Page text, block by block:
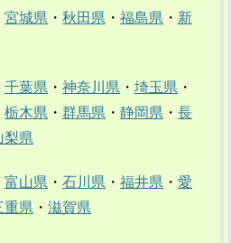
宮城県 ・ 秋田県 ・ 福島県 ・ 新
千葉県 ・ 神奈川県 ・ 埼玉県 ・
栃木県 ・ 群馬県 ・ 静岡県 ・ 長
梨県
富山県 ・ 石川県 ・ 福井県 ・ 愛
重県 ・ 滋賀県